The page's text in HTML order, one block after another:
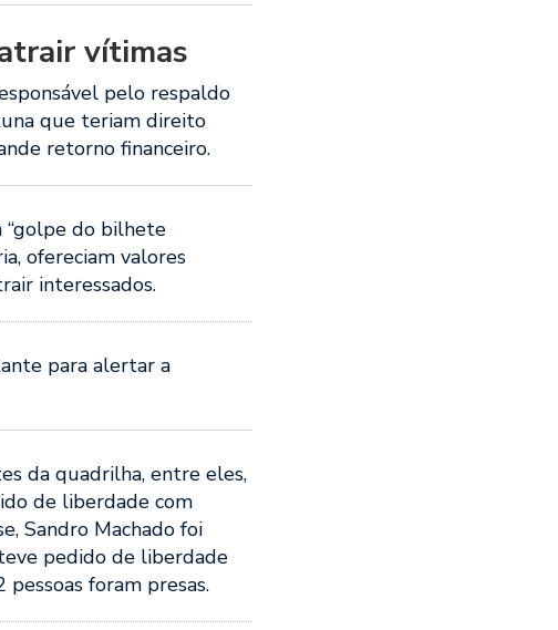
vítimas
pelo respaldo
que teriam direito
retorno financeiro.
“golpe do bilhete
ofereciam valores
interessados.
para alertar a
da quadrilha, entre eles,
de liberdade com
Sandro Machado foi
pedido de liberdade
foram presas.